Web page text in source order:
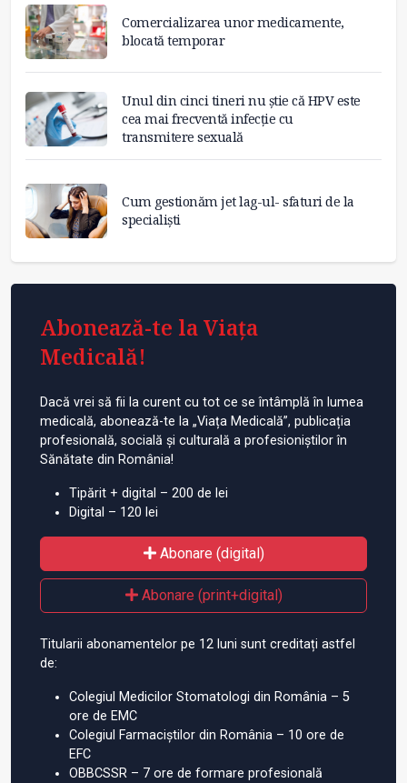
Comercializarea unor medicamente,
blocată temporar
Unul din cinci tineri nu știe că HPV este
cea mai frecventă infecție cu
transmitere sexuală
Cum gestionăm jet lag-ul- sfaturi de la
specialiști
Abonează-te la Viața
Medicală!
Dacă vrei să fii la curent cu tot ce se întâmplă în lumea
medicală, abonează-te la „Viața Medicală”, publicația
profesională, socială și culturală a profesioniștilor în
Sănătate din România!
Tipărit + digital – 200 de lei
Digital – 120 lei
Abonare (digital)
Abonare (print+digital)
Titularii abonamentelor pe 12 luni sunt creditați astfel
de:
Colegiul Medicilor Stomatologi din România – 5
ore de EMC
Colegiul Farmaciștilor din România – 10 ore de
EFC
OBBCSSR – 7 ore de formare profesională